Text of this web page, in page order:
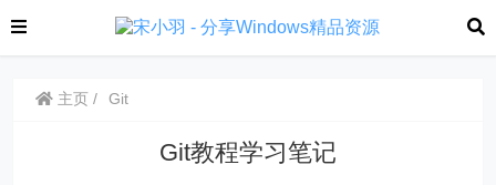
主页 Git
Git教程学习笔记